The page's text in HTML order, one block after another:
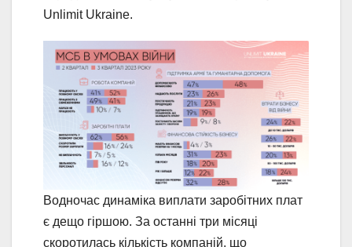
Unlimit Ukraine.
Водночас динаміка виплати заробітних плат
є дещо гіршою. За останні три місяці
скоротилась кількість компаній, що